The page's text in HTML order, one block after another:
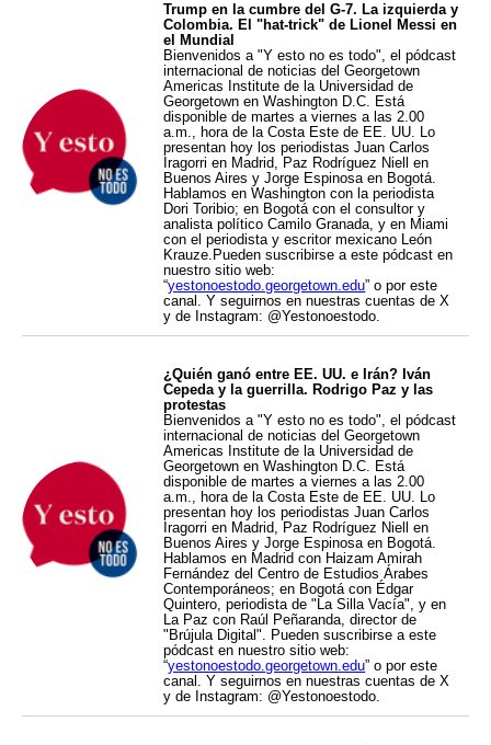
Trump en la cumbre del G-7. La izquierda y
Colombia. El "hat-trick" de Lionel Messi en
el Mundial
Bienvenidos a "Y esto no es todo", el pódcast
internacional de noticias del Georgetown
Americas Institute de la Universidad de
Georgetown en Washington D.C. Está
disponible de martes a viernes a las 2.00
a.m., hora de la Costa Este de EE. UU. Lo
presentan hoy los periodistas Juan Carlos
Iragorri en Madrid, Paz Rodríguez Niell en
Buenos Aires y Jorge Espinosa en Bogotá.
Hablamos en Washington con la periodista
Dori Toribio; en Bogotá con el consultor y
analista político Camilo Granada, y en Miami
con el periodista y escritor mexicano León
Krauze.Pueden suscribirse a este pódcast en
nuestro sitio web:
“yestonoestodo.georgetown.edu” o por este
canal. Y seguirnos en nuestras cuentas de X
y de Instagram: @Yestonoestodo.
¿Quién ganó entre EE. UU. e Irán? Iván
Cepeda y la guerrilla. Rodrigo Paz y las
protestas
Bienvenidos a "Y esto no es todo", el pódcast
internacional de noticias del Georgetown
Americas Institute de la Universidad de
Georgetown en Washington D.C. Está
disponible de martes a viernes a las 2.00
a.m., hora de la Costa Este de EE. UU. Lo
presentan hoy los periodistas Juan Carlos
Iragorri en Madrid, Paz Rodríguez Niell en
Buenos Aires y Jorge Espinosa en Bogotá.
Hablamos en Madrid con Haizam Amirah
Fernández del Centro de Estudios Árabes
Contemporáneos; en Bogotá con Édgar
Quintero, periodista de "La Silla Vacía", y en
La Paz con Raúl Peñaranda, director de
"Brújula Digital". Pueden suscribirse a este
pódcast en nuestro sitio web:
“yestonoestodo.georgetown.edu” o por este
canal. Y seguirnos en nuestras cuentas de X
y de Instagram: @Yestonoestodo.